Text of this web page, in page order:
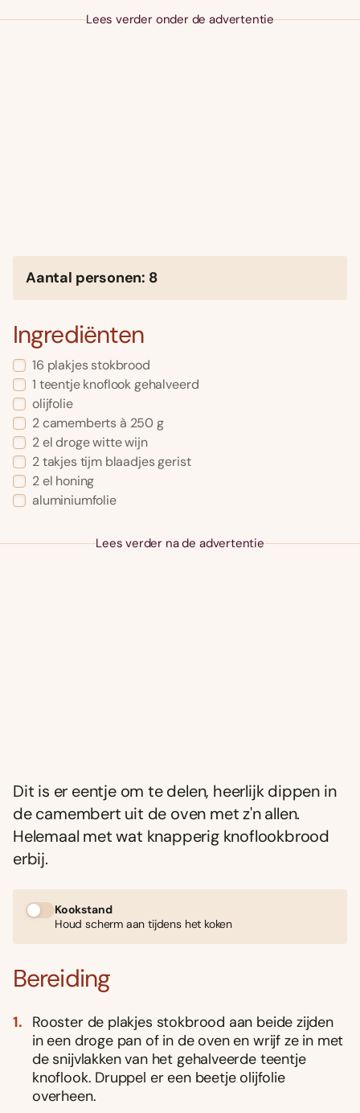
Lees verder onder de advertentie
Aantal personen: 8
Ingrediënten
16 plakjes stokbrood
1 teentje knoflook gehalveerd
olijfolie
2 camemberts à 250 g
2 el droge witte wijn
2 takjes tijm blaadjes gerist
2 el honing
aluminiumfolie
Lees verder na de advertentie
Dit is er eentje om te delen, heerlijk dippen in
de camembert uit de oven met z'n allen.
Helemaal met wat knapperig knoflookbrood
erbij.
Kookstand
Houd scherm aan tijdens het koken
Bereiding
Rooster de plakjes stokbrood aan beide zijden
in een droge pan of in de oven en wrijf ze in met
de snijvlakken van het gehalveerde teentje
knoflook. Druppel er een beetje olijfolie
overheen.